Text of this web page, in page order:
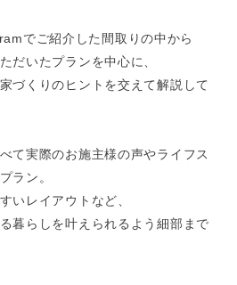
でご紹介した間取りの中から
だいたプランを中心に、
づくりのヒントを交えて解説して
て実際のお施主様の声やライフス
ラン。
いレイアウトなど、
暮らしを叶えられるよう細部まで